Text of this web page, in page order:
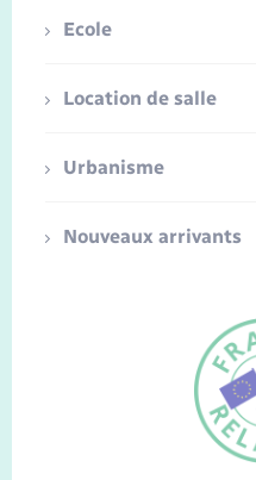
Ecole
Location de salle
Urbanisme
Nouveaux arrivants